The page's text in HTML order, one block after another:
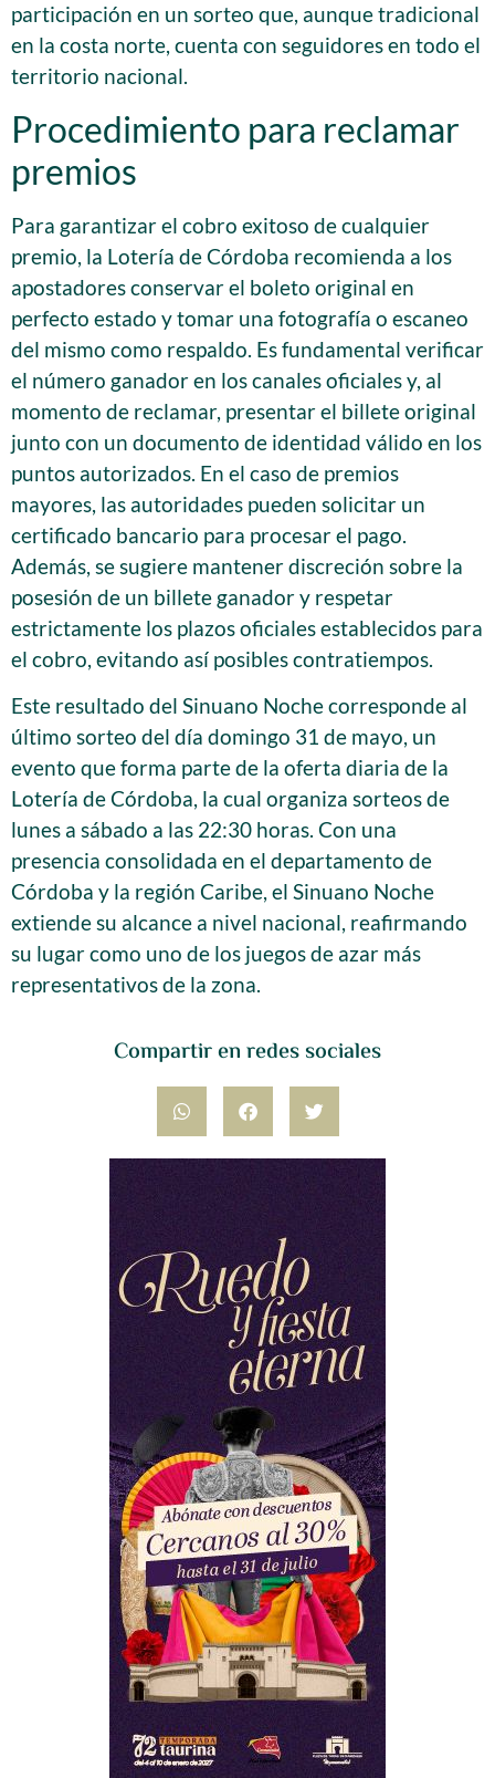
Compartir en redes sociales
participación en un sorteo que, aunque tradicional
en la costa norte, cuenta con seguidores en todo el
territorio nacional.
Procedimiento para reclamar
premios
Para garantizar el cobro exitoso de cualquier
premio, la Lotería de Córdoba recomienda a los
apostadores conservar el boleto original en
perfecto estado y tomar una fotografía o escaneo
del mismo como respaldo. Es fundamental verificar
el número ganador en los canales oficiales y, al
momento de reclamar, presentar el billete original
junto con un documento de identidad válido en los
puntos autorizados. En el caso de premios
mayores, las autoridades pueden solicitar un
certificado bancario para procesar el pago.
Además, se sugiere mantener discreción sobre la
posesión de un billete ganador y respetar
estrictamente los plazos oficiales establecidos para
el cobro, evitando así posibles contratiempos.
Este resultado del Sinuano Noche corresponde al
último sorteo del día domingo 31 de mayo, un
evento que forma parte de la oferta diaria de la
Lotería de Córdoba, la cual organiza sorteos de
lunes a sábado a las 22:30 horas. Con una
presencia consolidada en el departamento de
Córdoba y la región Caribe, el Sinuano Noche
extiende su alcance a nivel nacional, reafirmando
su lugar como uno de los juegos de azar más
representativos de la zona.